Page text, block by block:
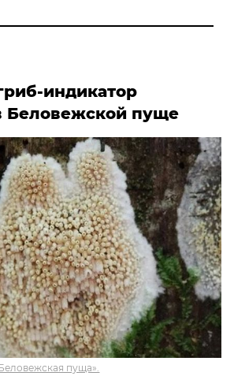
индикатор
Беловежской пуще
пуща».